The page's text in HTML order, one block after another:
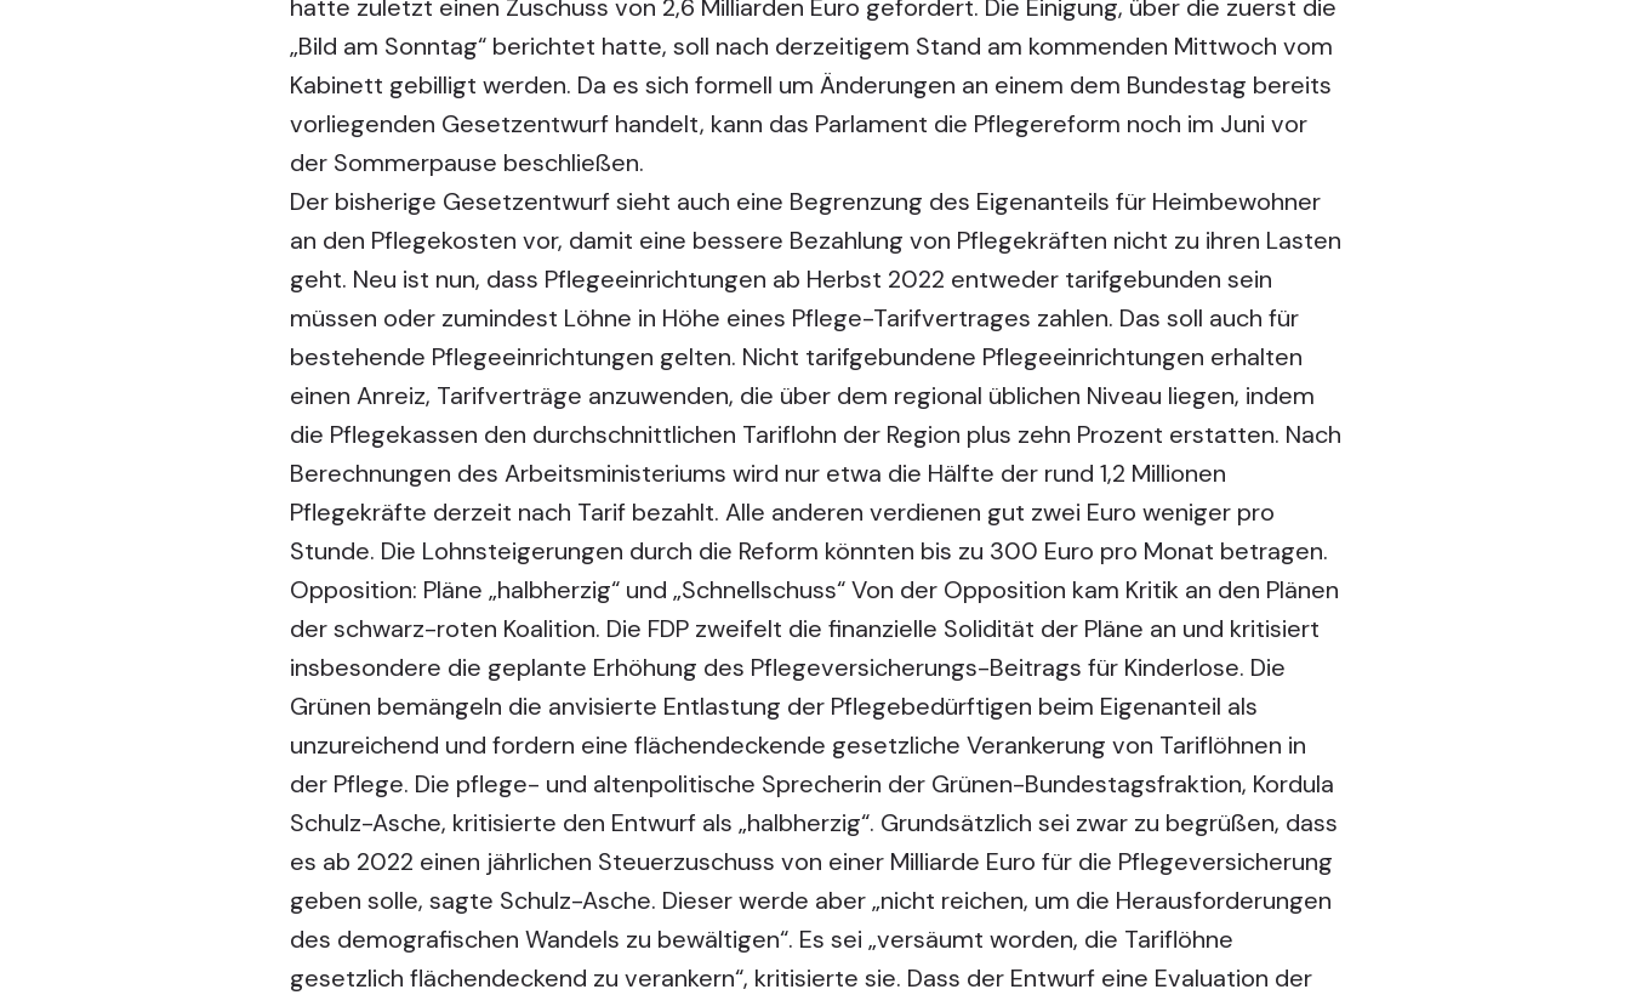
hatte zuletzt einen Zuschuss von 2,6 Milliarden Euro gefordert. Die Einigung, über die zuerst die
„Bild am Sonntag“ berichtet hatte, soll nach derzeitigem Stand am kommenden Mittwoch vom
Kabinett gebilligt werden. Da es sich formell um Änderungen an einem dem Bundestag bereits
vorliegenden Gesetzentwurf handelt, kann das Parlament die Pflegereform noch im Juni vor
der Sommerpause beschließen.
Der bisherige Gesetzentwurf sieht auch eine Begrenzung des Eigenanteils für Heimbewohner
an den Pflegekosten vor, damit eine bessere Bezahlung von Pflegekräften nicht zu ihren Lasten
geht. Neu ist nun, dass Pflegeeinrichtungen ab Herbst 2022 entweder tarifgebunden sein
müssen oder zumindest Löhne in Höhe eines Pflege-Tarifvertrages zahlen. Das soll auch für
bestehende Pflegeeinrichtungen gelten. Nicht tarifgebundene Pflegeeinrichtungen erhalten
einen Anreiz, Tarifverträge anzuwenden, die über dem regional üblichen Niveau liegen, indem
die Pflegekassen den durchschnittlichen Tariflohn der Region plus zehn Prozent erstatten. Nach
Berechnungen des Arbeitsministeriums wird nur etwa die Hälfte der rund 1,2 Millionen
Pflegekräfte derzeit nach Tarif bezahlt. Alle anderen verdienen gut zwei Euro weniger pro
Stunde. Die Lohnsteigerungen durch die Reform könnten bis zu 300 Euro pro Monat betragen.
Opposition: Pläne „halbherzig“ und „Schnellschuss“ Von der Opposition kam Kritik an den Plänen
der schwarz-roten Koalition. Die FDP zweifelt die finanzielle Solidität der Pläne an und kritisiert
insbesondere die geplante Erhöhung des Pflegeversicherungs-Beitrags für Kinderlose. Die
Grünen bemängeln die anvisierte Entlastung der Pflegebedürftigen beim Eigenanteil als
unzureichend und fordern eine flächendeckende gesetzliche Verankerung von Tariflöhnen in
der Pflege. Die pflege- und altenpolitische Sprecherin der Grünen-Bundestagsfraktion, Kordula
Schulz-Asche, kritisierte den Entwurf als „halbherzig“. Grundsätzlich sei zwar zu begrüßen, dass
es ab 2022 einen jährlichen Steuerzuschuss von einer Milliarde Euro für die Pflegeversicherung
geben solle, sagte Schulz-Asche. Dieser werde aber „nicht reichen, um die Herausforderungen
des demografischen Wandels zu bewältigen“. Es sei „versäumt worden, die Tariflöhne
gesetzlich flächendeckend zu verankern“, kritisierte sie. Dass der Entwurf eine Evaluation der